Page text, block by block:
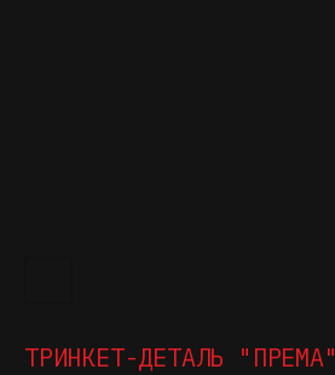
ТРИНКЕТ-ДЕТАЛЬ "ПРЕМА"